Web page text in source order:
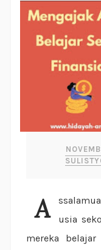
Assalamualaikum Sobat. Sejak anak-anak
usia
mereka